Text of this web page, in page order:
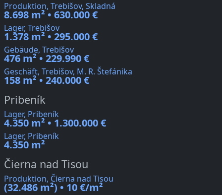
Produktion, Trebišov, Skladná
8.698 m² • 630.000 €
Lager, Trebišov
1.378 m² • 295.000 €
Gebäude, Trebišov
476 m² • 229.990 €
Geschäft, Trebišov, M. R. Štefánika
158 m² • 240.000 €
Pribeník
Lager, Pribeník
4.350 m² • 1.300.000 €
Lager, Pribeník
4.350 m²
Čierna nad Tisou
Produktion, Čierna nad Tisou
(32.486 m²) • 10 €/m²